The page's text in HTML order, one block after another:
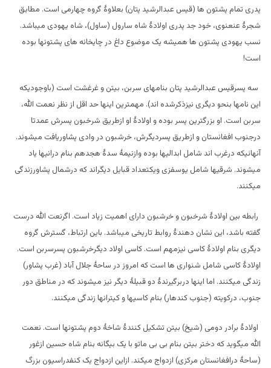
پدری تمام پشتون ها (قیس عبدالرشید پتان) بعلاوۀ گروه چهارمی است. مطابق
شجرۀ عنعنوی، خود جد پدری اولادۀ شاه سارول (ساول)، شاه یهودی میباشد.
نسب یهودی پشتون ها همیشه یک موضوع داغ در چایخانه های پشتونها بوده
است!
سه پسرقیس عبدالرشید پتان بنامهای سربن، بیتن و غرغشت است (باوجودیکه
این نامها بنحو دیگری نیزذکرشده اند). مهمترین اینها حد اقل از نظر نعمت الله،
سربن است. او بزرگترین پسر بوده و اولادۀ او ازطریق شرخبون پسرش عمدتا
درجنوب افغانستان و ازطریق پسردیگرش، خرشبون در وادی پشاوریافت میشوند.
آنهائیکه درغرب اند شامل ابدالیها بوده وازنیمۀ سدۀ هجدهم بنام درانیها یاد
میشوند. شرقیها شامل یوسفزی ویکتعداد قبایل دیگراند که درشمال پشاورزندگی
میکنند.
رابطه بین اولادۀ شرخبون و خرشبون دارای اهمیت زیاد است. اگرنعت الله درست
گفته باشد، این نشان دهندۀ روابط تاریخی میباشد. باین ارتباط، گسترش گروه
دیگری بنام اولادۀ کاسی نیزمهم است. کاسی اولاد دیگرخرشبون پسرسربن است.
اولادۀ کاسی شامل شنواری ها است که امروز در ساحۀ جلال آباد (غرب پشاور)
زندگی میکنند. اما اینها دربرگیرندۀ دو قبیلۀ دیگر نیز میشوند که در مناطق دور
جنوب، درکویته (جنوب کندهار) بنام کاسیها و کیترانها زندگی میکنند.
اولادۀ برادر دومی (شیخ) بیتن تشکیل کنندۀ شاخۀ دوم پشتونها است. نعمت
الله میگوید که دختر بیتن بنام بی بی ماتو با یک بیگانه بنام شاه حسین ازغور
(ساحۀ درافغانستان مرکزی) ازدواج میکند. ازاین ازدواج یک کنفدراسیون بزرگ